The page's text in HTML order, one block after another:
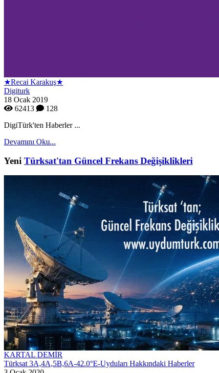
★Recai Karakuş★
Digiturk
18 Ocak 2019
62413
128
DigiTürk'ten Haberler ...
Devamını Oku...
Yeni Türksat'tan Güncel Frekans Değişiklikleri
KARTAL DEMİR
Türksat 3A,4A,5B,6A-42.0°E-Uyduları Hakkındaki Haberler